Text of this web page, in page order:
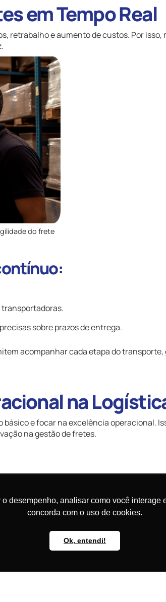
desempenho, analisar como você
concorda com o uso de cookies.
Ok, entendi!
em Tempo Real
retrabalho e aumento de custos. Por isso,
do frete
sobre prazos de entrega.
acompanhar cada etapa do
na
e focar na excelência operacional.
na gestão de fretes.
reduzir custos, otimizar prazos e